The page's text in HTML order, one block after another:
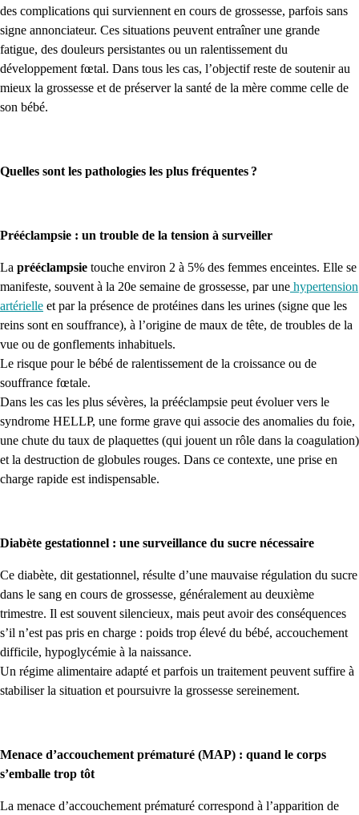
des complications qui surviennent en cours de grossesse, parfois sans
signe annonciateur. Ces situations peuvent entraîner une grande
fatigue, des douleurs persistantes ou un ralentissement du
développement fœtal. Dans tous les cas, l’objectif reste de soutenir au
mieux la grossesse et de préserver la santé de la mère comme celle de
son bébé.
Quelles sont les pathologies les plus fréquentes ?
Prééclampsie : un trouble de la tension à surveiller
La prééclampsie touche environ 2 à 5% des femmes enceintes. Elle se
manifeste, souvent à la 20e semaine de grossesse, par une hypertension
artérielle et par la présence de protéines dans les urines (signe que les
reins sont en souffrance), à l’origine de maux de tête, de troubles de la
vue ou de gonflements inhabituels.
Le risque pour le bébé de ralentissement de la croissance ou de
souffrance fœtale.
Dans les cas les plus sévères, la prééclampsie peut évoluer vers le
syndrome HELLP, une forme grave qui associe des anomalies du foie,
une chute du taux de plaquettes (qui jouent un rôle dans la coagulation)
et la destruction de globules rouges. Dans ce contexte, une prise en
charge rapide est indispensable.
Diabète gestationnel : une surveillance du sucre nécessaire
Ce diabète, dit gestationnel, résulte d’une mauvaise régulation du sucre
dans le sang en cours de grossesse, généralement au deuxième
trimestre. Il est souvent silencieux, mais peut avoir des conséquences
s’il n’est pas pris en charge : poids trop élevé du bébé, accouchement
difficile, hypoglycémie à la naissance.
Un régime alimentaire adapté et parfois un traitement peuvent suffire à
stabiliser la situation et poursuivre la grossesse sereinement.
Menace d’accouchement prématuré (MAP) : quand le corps
s’emballe trop tôt
La menace d’accouchement prématuré correspond à l’apparition de